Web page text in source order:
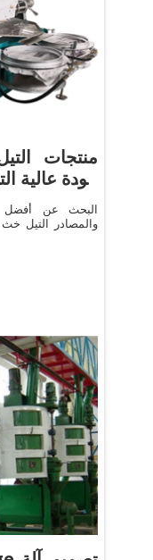
منتجات
جودة عالية
البحث عن أفضل
والمصادر التيل